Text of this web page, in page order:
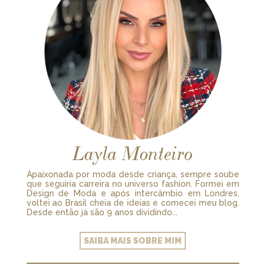
Layla Monteiro
Apaixonada por moda desde criança, sempre soube
que seguiria carreira no universo fashion. Formei em
Design de Moda e após intercâmbio em Londres,
voltei ao Brasil cheia de ideias e comecei meu blog.
Desde então já são 9 anos dividindo...
SAIBA MAIS SOBRE MIM